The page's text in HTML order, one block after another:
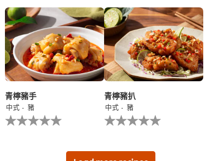
评
分
为
1。
个
recipe
提
交
评
级
子
焗
雞
扒
配
意
粉
的
平
均
评
分
为
5.0，
分，
青檸豬手
中式
豬
没
有
青檸豬扒
中式
豬
没
有
个